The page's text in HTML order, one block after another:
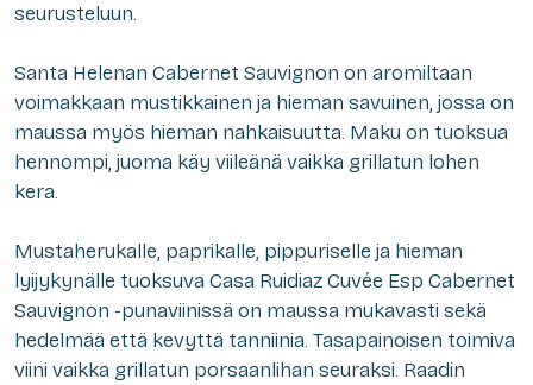
seurusteluun.
Santa Helenan Cabernet Sauvignon on aromiltaan
voimakkaan mustikkainen ja hieman savuinen, jossa on
maussa myös hieman nahkaisuutta. Maku on tuoksua
hennompi, juoma käy viileänä vaikka grillatun lohen
kera.
Mustaherukalle, paprikalle, pippuriselle ja hieman
lyijykynälle tuoksuva Casa Ruidiaz Cuvée Esp Cabernet
Sauvignon -punaviinissä on maussa mukavasti sekä
hedelmää että kevyttä tanniinia. Tasapainoisen toimiva
viini vaikka grillatun porsaanlihan seuraksi. Raadin